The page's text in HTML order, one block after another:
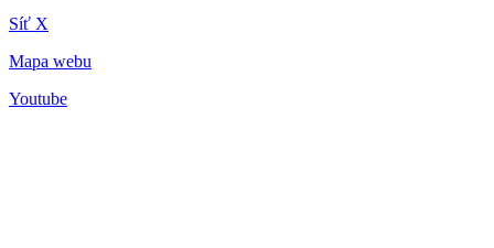
Síť X
Mapa webu
Youtube